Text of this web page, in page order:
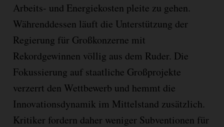
Arbeits- und Energiekosten pleite zu gehen.
Währenddessen läuft die Unterstützung der
Regierung für Großkonzerne mit
Rekordgewinnen völlig aus dem Ruder. Die
Fokussierung auf staatliche Großprojekte
verzerrt den Wettbewerb und hemmt die
Innovationsdynamik im Mittelstand zusätzlich.
Kritiker fordern daher weniger Subventionen für